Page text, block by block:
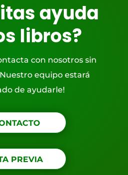
ayuda
libros?
con nosotros sin
equipo estará
de ayudarle!
PREVIA